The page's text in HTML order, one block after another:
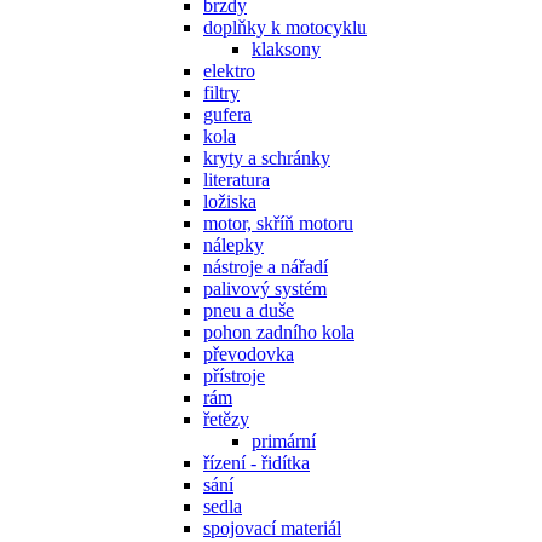
brzdy
doplňky k motocyklu
klaksony
elektro
filtry
gufera
kola
kryty a schránky
literatura
ložiska
motor, skříň motoru
nálepky
nástroje a nářadí
palivový systém
pneu a duše
pohon zadního kola
převodovka
přístroje
rám
řetězy
primární
řízení - řidítka
sání
sedla
spojovací materiál